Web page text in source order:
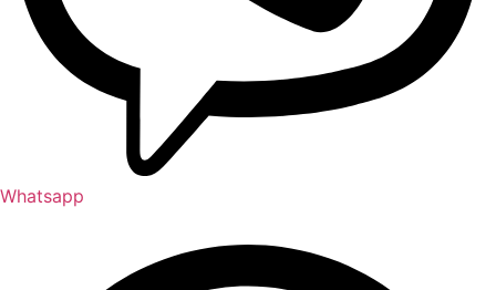
Whatsapp